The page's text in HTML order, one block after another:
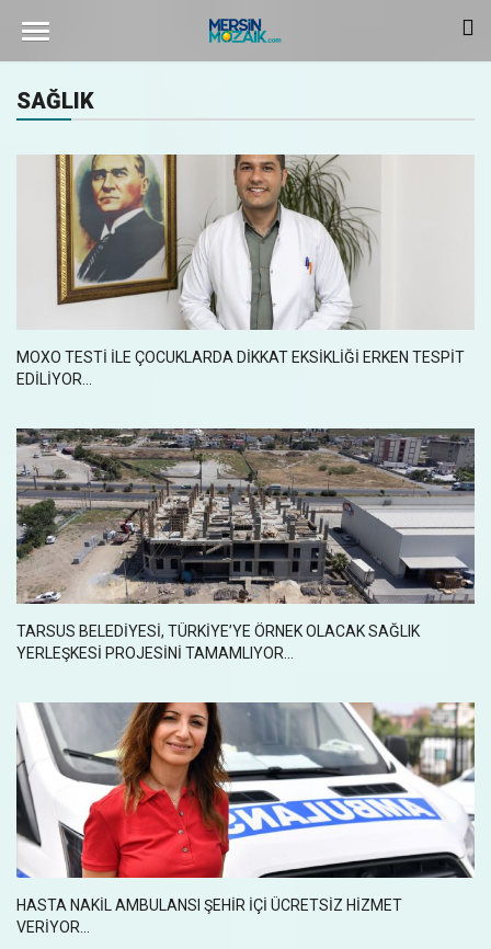
SAĞLIK
MOXO TESTİ İLE ÇOCUKLARDA DİKKAT EKSİKLİĞİ ERKEN TESPİT
EDİLİYOR...
TARSUS BELEDİYESİ, TÜRKİYE’YE ÖRNEK OLACAK SAĞLIK
YERLEŞKESİ PROJESİNİ TAMAMLIYOR...
HASTA NAKİL AMBULANSI ŞEHİR İÇİ ÜCRETSİZ HİZMET
VERİYOR...